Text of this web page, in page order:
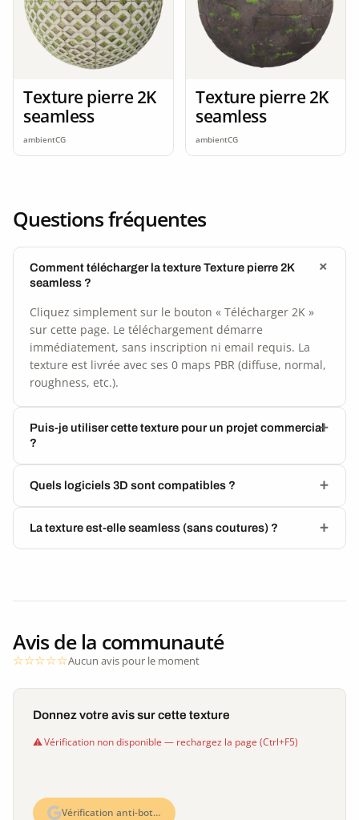
Texture pierre 2K
seamless
ambientCG
Texture pierre 2K
seamless
ambientCG
Questions fréquentes
Comment télécharger la texture Texture pierre 2K
seamless ?
Cliquez simplement sur le bouton « Télécharger 2K »
sur cette page. Le téléchargement démarre
immédiatement, sans inscription ni email requis. La
texture est livrée avec ses 0 maps PBR (diffuse, normal,
roughness, etc.).
Puis-je utiliser cette texture pour un projet commercial
?
Quels logiciels 3D sont compatibles ?
La texture est-elle seamless (sans coutures) ?
Avis de la communauté
Aucun avis pour le moment
Donnez votre avis sur cette texture
Vérification non disponible — rechargez la page (Ctrl+F5)
Vérification anti-bot…